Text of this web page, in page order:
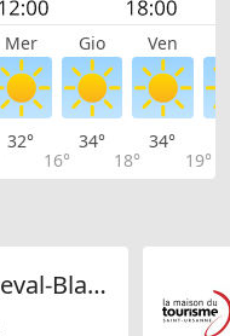
Mer Gio Ven
32°
16°
34°
18°
34°
19°
Auberge du Cheval-Blanc